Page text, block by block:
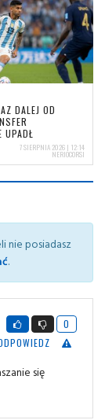
DALEJ OD
UPADŁ
7 SIERPNIA 2026 | 12:14
NERIOCORSI
nie posiadasz
.
0
się